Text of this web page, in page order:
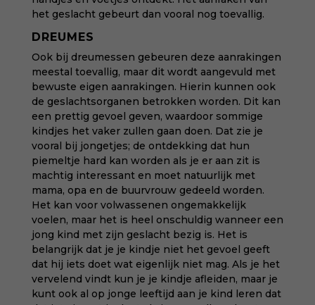
het geslacht gebeurt dan vooral nog toevallig.
DREUMES
Ook bij dreumessen gebeuren deze aanrakingen
meestal toevallig, maar dit wordt aangevuld met
bewuste eigen aanrakingen. Hierin kunnen ook
de geslachtsorganen betrokken worden. Dit kan
een prettig gevoel geven, waardoor sommige
kindjes het vaker zullen gaan doen. Dat zie je
vooral bij jongetjes; de ontdekking dat hun
piemeltje hard kan worden als je er aan zit is
machtig interessant en moet natuurlijk met
mama, opa en de buurvrouw gedeeld worden.
Het kan voor volwassenen ongemakkelijk
voelen, maar het is heel onschuldig wanneer een
jong kind met zijn geslacht bezig is. Het is
belangrijk dat je je kindje niet het gevoel geeft
dat hij iets doet wat eigenlijk niet mag. Als je het
vervelend vindt kun je je kindje afleiden, maar je
kunt ook al op jonge leeftijd aan je kind leren dat